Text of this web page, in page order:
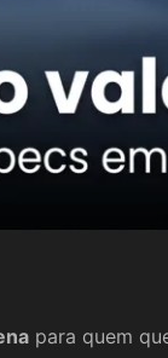
para quem